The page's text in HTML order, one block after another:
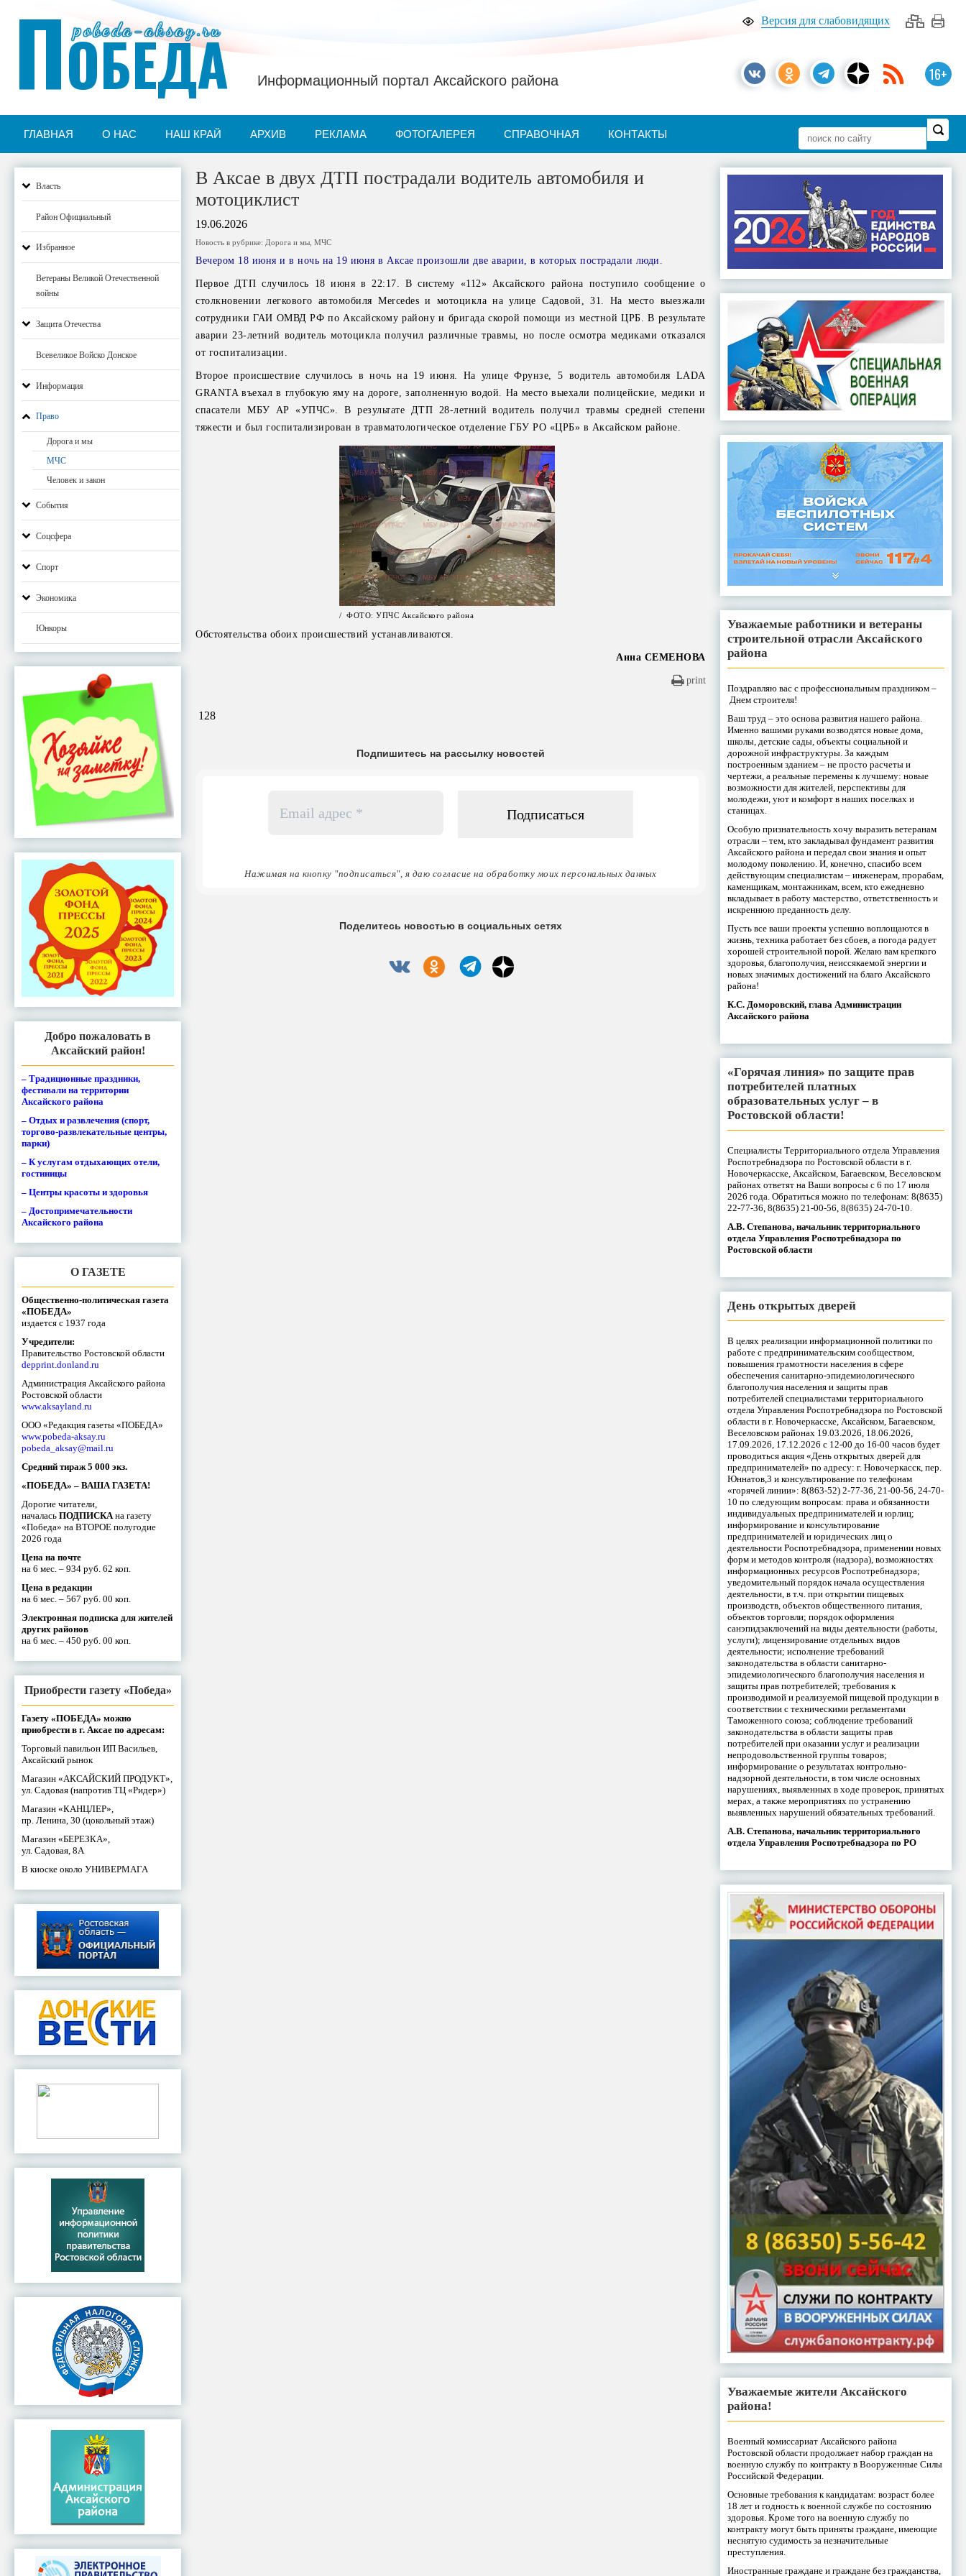
Версия для слабовидящих
16+
pobeda-aksay.ru
ПОБЕДА Информационный портал Аксайского района
ГЛАВНАЯ О НАС НАШ КРАЙ АРХИВ РЕКЛАМА ФОТОГАЛЕРЕЯ СПРАВОЧНАЯ КОНТАКТЫ
Власть
Район Официальный
Избранное
Ветераны Великой Отечественной
войны
Защита Отечества
Всевеликое Войско Донское
Информация
Право
Дорога и мы
МЧС
Человек и закон
События
Соцсфера
Спорт
Экономика
Юнкоры
Добро пожаловать в
Аксайский район!
– Традиционные праздники,
фестивали на территории
Аксайского района
– Отдых и развлечения (спорт,
торгово-развлекательные центры,
парки)
– К услугам отдыхающих отели,
гостиницы
– Центры красоты и здоровья
– Достопримечательности
Аксайского района
О ГАЗЕТЕ
Общественно-политическая газета
«ПОБЕДА»
издается с 1937 года
Учредители:
Правительство Ростовской области
depprint.donland.ru
Администрация Аксайского района
Ростовской области
www.aksayland.ru
ООО «Редакция газеты «ПОБЕДА»
www.pobeda-aksay.ru
pobeda_aksay@mail.ru
Средний тираж 5 000 экз.
«ПОБЕДА» – ВАША ГАЗЕТА!
Дорогие читатели,
началась ПОДПИСКАна газету
«Победа» на ВТОРОЕ полугодие
2026 года
Цена на почте
на 6 мес. – 934 руб. 62 коп.
Цена в редакции
на 6 мес. – 567 руб. 00 коп.
Электронная подписка для жителей
других районов
на 6 мес. – 450 руб. 00 коп.
Приобрести газету «Победа»
Газету «ПОБЕДА» можно
приобрести в г. Аксае по адресам:
Торговый павильон ИП Васильев,
Аксайский рынок
Магазин «АКСАЙСКИЙ ПРОДУКТ»,
ул. Садовая (напротив ТЦ «Ридер»)
Магазин «КАНЦЛЕР»,
пр. Ленина, 30 (цокольный этаж)
Магазин «БЕРЕЗКА»,
ул. Садовая, 8А
В киоске около УНИВЕРМАГА
В Аксае в двух ДТП пострадали водитель автомобиля и
мотоциклист
19.06.2026
Новость в рубрике: Дорога и мы ,МЧС
Вечером 18 июня и в ночь на 19 июня в Аксае произошли две аварии, в которых пострадали люди.
Первое ДТП случилось 18 июня в 22:17. В систему «112» Аксайского района поступило сообщение о
столкновении легкового автомобиля Mercedes и мотоцикла на улице Садовой, 31. На место выезжали
сотрудники ГАИ ОМВД РФ по Аксайскому району и бригада скорой помощи из местной ЦРБ. В результате
аварии 23-летний водитель мотоцикла получил различные травмы, но после осмотра медиками отказался
от госпитализации.
Второе происшествие случилось в ночь на 19 июня. На улице Фрунзе, 5 водитель автомобиля LADA
GRANTA въехал в глубокую яму на дороге, заполненную водой. На место выехали полицейские, медики и
спасатели МБУ АР «УПЧС». В результате ДТП 28-летний водитель получил травмы средней степени
тяжести и был госпитализирован в травматологическое отделение ГБУ РО «ЦРБ» в Аксайском районе.
/ ФОТО: УПЧС Аксайского района
Обстоятельства обоих происшествий устанавливаются.
Анна СЕМЕНОВА
print
128
Подпишитесь на рассылку новостей
адрес
Нажимая на кнопку "подписаться", я даю согласие на обработку моих персональных данных
Поделитесь новостью в социальных сетях
Уважаемые работники и ветераны
строительной отрасли Аксайского
района
Поздравляю вас с профессиональным праздником –
Днем строителя!
Ваш труд – это основа развития нашего района.
Именно вашими руками возводятся новые дома,
школы, детские сады, объекты социальной и
дорожной инфраструктуры. За каждым
построенным зданием – не просто расчеты и
чертежи, а реальные перемены к лучшему: новые
возможности для жителей, перспективы для
молодежи, уют и комфорт в наших поселках и
станицах.
Особую признательность хочу выразить ветеранам
отрасли – тем, кто закладывал фундамент развития
Аксайского района и передал свои знания и опыт
молодому поколению. И, конечно, спасибо всем
действующим специалистам – инженерам, прорабам,
каменщикам, монтажникам, всем, кто ежедневно
вкладывает в работу мастерство, ответственность и
искреннюю преданность делу.
Пусть все ваши проекты успешно воплощаются в
жизнь, техника работает без сбоев, а погода радует
хорошей строительной порой. Желаю вам крепкого
здоровья, благополучия, неиссякаемой энергии и
новых значимых достижений на благо Аксайского
района!
К.С. Доморовский, глава Администрации
Аксайского района
«Горячая линия» по защите прав
потребителей платных
образовательных услуг – в
Ростовской области!
Специалисты Территориального отдела Управления
Роспотребнадзора по Ростовской области в г.
Новочеркасске, Аксайском, Багаевском, Веселовском
районах ответят на Ваши вопросы с 6 по 17 июля
2026 года. Обратиться можно по телефонам: 8(8635)
22-77-36, 8(8635) 21-00-56, 8(8635) 24-70-10.
А.В. Степанова, начальник территориального
отдела Управления Роспотребнадзора по
Ростовской области
День открытых дверей
В целях реализации информационной политики по
работе с предпринимательским сообществом,
повышения грамотности населения в сфере
обеспечения санитарно-эпидемиологического
благополучия населения и защиты прав
потребителей специалистами территориального
отдела Управления Роспотребнадзора по Ростовской
области в г. Новочеркасске, Аксайском, Багаевском,
Веселовском районах 19.03.2026, 18.06.2026,
17.09.2026, 17.12.2026 с 12-00 до 16-00 часов будет
проводиться акция «День открытых дверей для
предпринимателей» по адресу: г. Новочеркасск, пер.
Юннатов,3 и консультирование по телефонам
«горячей линии»: 8(863-52) 2-77-36, 21-00-56, 24-70-
10 по следующим вопросам: права и обязанности
индивидуальных предпринимателей и юрлиц;
информирование и консультирование
предпринимателей и юридических лиц о
деятельности Роспотребнадзора, применении новых
форм и методов контроля (надзора), возможностях
информационных ресурсов Роспотребнадзора;
уведомительный порядок начала осуществления
деятельности, в т.ч. при открытии пищевых
производств, объектов общественного питания,
объектов торговли; порядок оформления
санэпидзаключений на виды деятельности (работы,
услуги); лицензирование отдельных видов
деятельности; исполнение требований
законодательства в области санитарно-
эпидемиологического благополучия населения и
защиты прав потребителей; требования к
производимой и реализуемой пищевой продукции в
соответствии с техническими регламентами
Таможенного союза; соблюдение требований
законодательства в области защиты прав
потребителей при оказании услуг и реализации
непродовольственной группы товаров;
информирование о результатах контрольно-
надзорной деятельности, в том числе основных
нарушениях, выявленных в ходе проверок, принятых
мерах, а также мероприятиях по устранению
выявленных нарушений обязательных требований.
А.В. Степанова, начальник территориального
отдела Управления Роспотребнадзора по РО
Уважаемые жители Аксайского
района!
Военный комиссариат Аксайского района
Ростовской области продолжает набор граждан на
военную службу по контракту в Вооруженные Силы
Российской Федерации.
Основные требования к кандидатам: возраст более
18 лет и годность к военной службе по состоянию
здоровья. Кроме того на военную службу по
контракту могут быть приняты граждане, имеющие
неснятую судимость за незначительные
преступления.
Иностранные граждане и граждане без гражданства,